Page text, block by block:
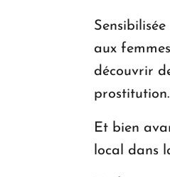
aux
découvrir
prostitution.
Et bien
local dans